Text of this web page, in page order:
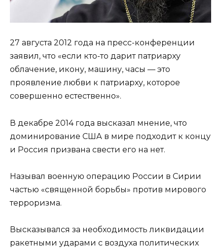
27 августа 2012 года на пресс-конференции
заявил, что «если кто-то дарит патриарху
облачение, икону, машину, часы — это
проявление любви к патриарху, которое
совершенно естественно».
В декабре 2014 года высказал мнение, что
доминирование США в мире подходит к концу
и Россия призвана свести его на нет.
Называл военную операцию России в Сирии
частью «священной борьбы» против мирового
терроризма.
Высказывался за необходимость ликвидации
ракетными ударами с воздуха политических